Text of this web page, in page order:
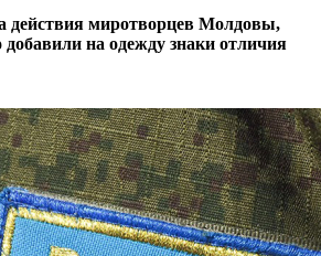
действия миротворцев Молдовы,
на одежду знаки отличия